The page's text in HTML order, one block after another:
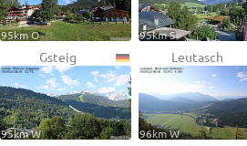
95km O 95km S
Gsteig
95km W
Leutasch
96km W